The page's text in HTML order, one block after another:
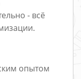
- всё
опытом